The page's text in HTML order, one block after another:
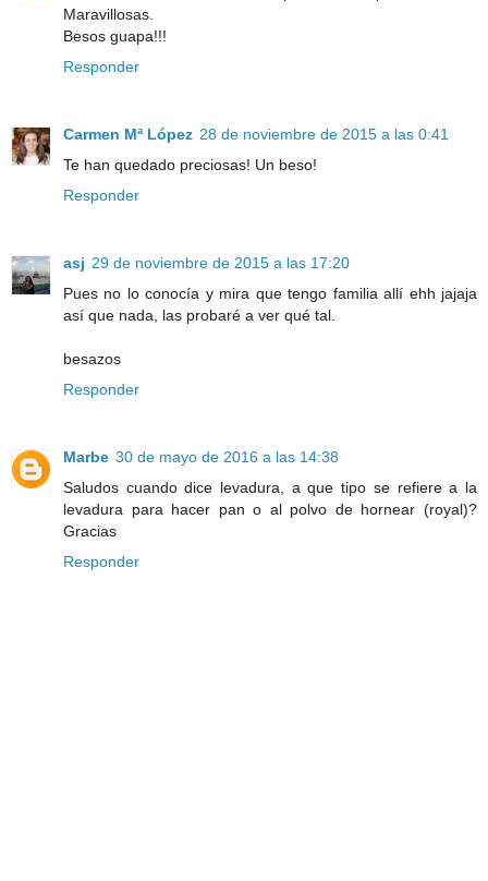
Maravillosas.
Besos guapa!!!
Responder
Carmen Mª López 28 de noviembre de 2015 a las 0:41
Te han quedado preciosas! Un beso!
Responder
asj 29 de noviembre de 2015 a las 17:20
Pues no lo conocía y mira que tengo familia allí ehh jajaja
así que nada, las probaré a ver qué tal.
besazos
Responder
Marbe 30 de mayo de 2016 a las 14:38
Saludos cuando dice levadura, a que tipo se refiere a la
levadura para hacer pan o al polvo de hornear (royal)?
Gracias
Responder